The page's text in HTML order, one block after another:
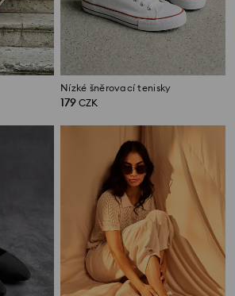
Nízké šněrovací tenisky
179 CZK